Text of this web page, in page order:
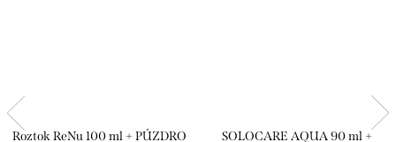
Roztok ReNu 100 ml + PÚZDRO
SOLOCARE AQUA 90 ml +